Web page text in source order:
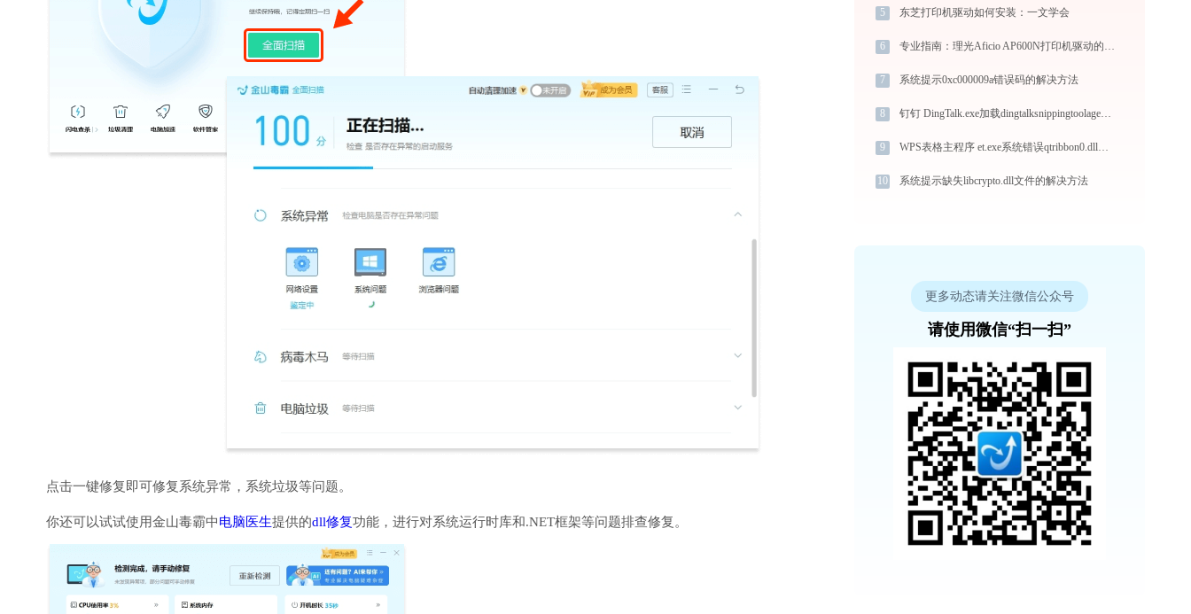
点击一键修复即可修复系统异常，系统垃圾等问题。
你还可以试试使用金山毒霸中电脑医生提供的dll修复功能，进行对系统运行时库和.NET框架等问题排查修复。
5 东芝打印机驱动如何安装：一文学会
6 专业指南：理光Aficio AP600N打印机驱动的下载与安装步骤详解
7 系统提示0xc000009a错误码的解决方法
8 钉钉 DingTalk.exe加载dingtalksnippingtoolagent.dll文件丢失处理办法
9 WPS表格主程序 et.exe系统错误qtribbon0.dll丢失如何解决
10 系统提示缺失libcrypto.dll文件的解决方法
更多动态请关注微信公众号
请使用微信“扫一扫”